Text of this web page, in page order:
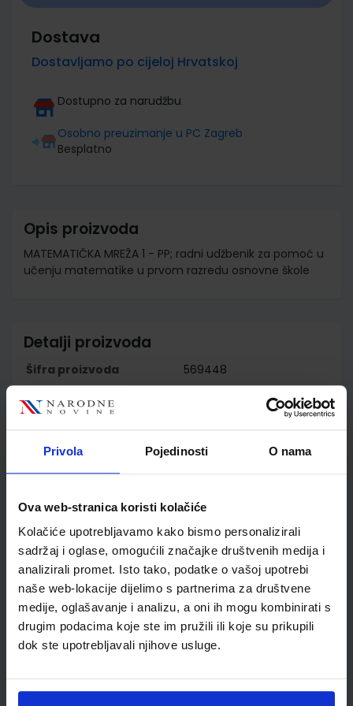
Privola Pojedinosti O nama
Ova web-stranica koristi kolačiće
Kolačiće upotrebljavamo kako bismo personalizirali
sadržaj i oglase, omogućili značajke društvenih medija i
analizirali promet. Isto tako, podatke o vašoj upotrebi
naše web-lokacije dijelimo s partnerima za društvene
medije, oglašavanje i analizu, a oni ih mogu kombinirati s
drugim podacima koje ste im pružili ili koje su prikupili
dok ste upotrebljavali njihove usluge.
Dostava
Dostavljamo po cijeloj Hrvatskoj
Dostupno za narudžbu
Osobno preuzimanje u PC Zagreb
Besplatno
Opis proizvoda
MATEMATIČKA MREŽA 1 - PP; radni udžbenik za pomoć u
učenju matematike u prvom razredu osnovne škole
Detalji proizvoda
Šifra proizvoda
569448
Jedinična mjera
kom
Nakladnik
ŠKOLSKA KNJIGA d.d.
Autor
Maja Cindrić Irena
Mišurac Sandra Špika
Vrsta školske knjige
UDŽBENIK
Vrsta škole
1 OSNOVNA
Nastavni predmet
MATEMATIKA PP
Reg br min
7645